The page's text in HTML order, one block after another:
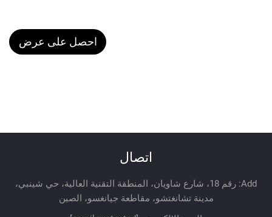
احصل على عرض
اتصال
Add: رقم 18، شارع شاويان، المنطقة التقنية العالية، حي شينبي،
مدينة تشانغتشو، مقاطعة جيانغسو، الصين